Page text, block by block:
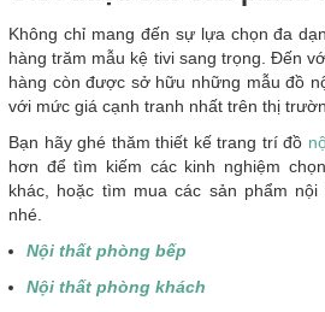
Không chỉ mang đến sự lựa chọn đa
hàng trăm mẫu kệ tivi sang trọng. Đến
hàng còn được sở hữu những mẫu đồ
với mức giá cạnh tranh nhất trên thị
Bạn hãy ghé thăm thiết kế trang trí đồ
hơn để tìm kiếm các kinh nghiệm
khác, hoặc tìm mua các sản phẩm
nhé.
Nội thất phòng bếp
Nội thất phòng khách